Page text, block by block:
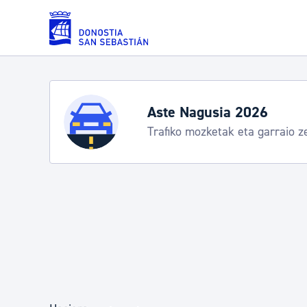
Eduki nagusira joan
Zerbitzuak
Errolda eta gai pertsonalak
Hondartza
Informazio praktikoa